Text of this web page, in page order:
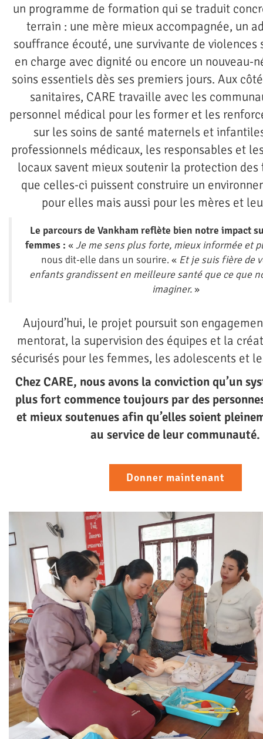
un programme de formation qui se traduit
terrain : une mère mieux accompagnée, un
souffrance écouté, une survivante de violences
en charge avec dignité ou encore un nouveau-
soins essentiels dès ses premiers jours. Aux
sanitaires, CARE travaille avec les
personnel médical pour les former et les
sur les soins de santé maternels et
professionnels médicaux, les responsables et
locaux savent mieux soutenir la protection
que celles-ci puissent construire un
pour elles mais aussi pour les mères et
Le parcours de Vankham reflète bien notre impact
femmes : «Je me sens plus forte, mieux informée et
nous dit-elle dans un sourire. « Et je suis fière de
enfants grandissent en meilleure santé que ce que
imaginer. »
Aujourd’hui, le projet poursuit son
mentorat, la supervision des équipes et la
sécurisés pour les femmes, les adolescents et
Chez CARE, nous avons la conviction qu’un
plus fort commence toujours par des
et mieux soutenues afin qu’elles soient
au service de leur communauté.
Donner maintenant